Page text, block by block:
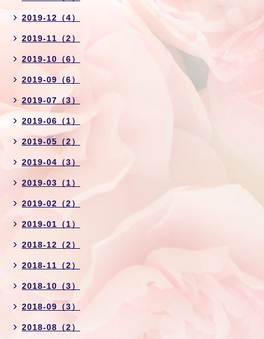
2019-12（4）
2019-11（2）
2019-10（6）
2019-09（6）
2019-07（3）
2019-06（1）
2019-05（2）
2019-04（3）
2019-03（1）
2019-02（2）
2019-01（1）
2018-12（2）
2018-11（2）
2018-10（3）
2018-09（3）
2018-08（2）